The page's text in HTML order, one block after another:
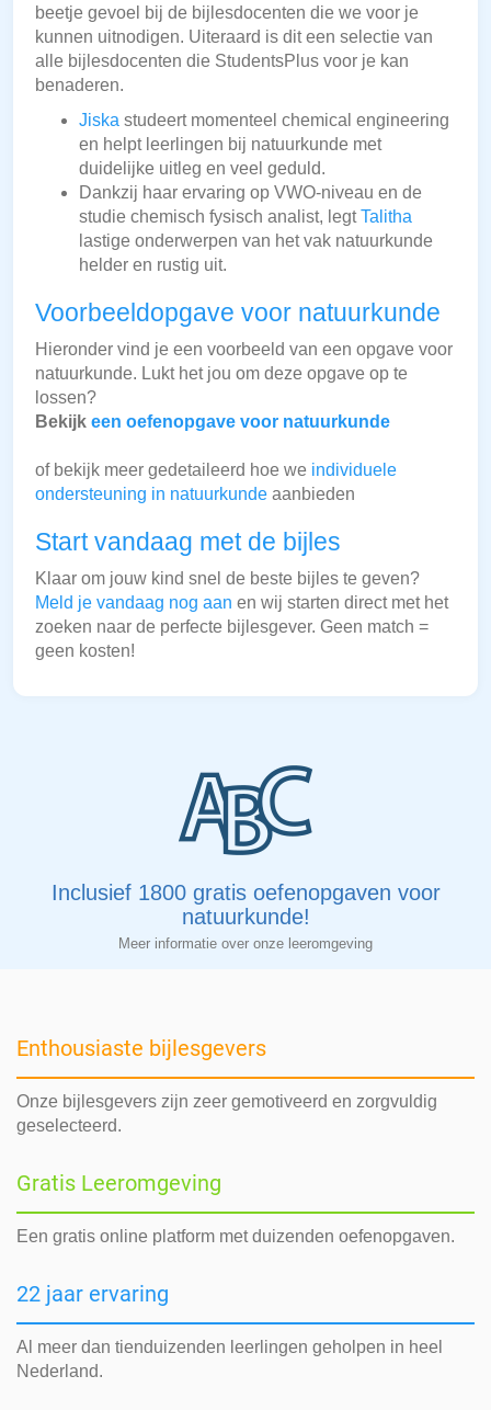
beetje gevoel bij de bijlesdocenten die we voor je
kunnen uitnodigen. Uiteraard is dit een selectie van
alle bijlesdocenten die StudentsPlus voor je kan
benaderen.
Jiska studeert momenteel chemical engineering
en helpt leerlingen bij natuurkunde met
duidelijke uitleg en veel geduld.
Dankzij haar ervaring op VWO-niveau en de
studie chemisch fysisch analist, legtTalitha
lastige onderwerpen van het vak natuurkunde
helder en rustig uit.
Voorbeeldopgave voor natuurkunde
Hieronder vind je een voorbeeld van een opgave voor
natuurkunde. Lukt het jou om deze opgave op te
lossen?
Bekijk een oefenopgave voor natuurkunde
of bekijk meer gedetaileerd hoe we individuele
ondersteuning in natuurkunde aanbieden
Start vandaag met de bijles
Klaar om jouw kind snel de beste bijles te geven?
Meld je vandaag nog aan en wij starten direct met het
zoeken naar de perfecte bijlesgever. Geen match =
geen kosten!
Inclusief 1800 gratis oefenopgaven voor
natuurkunde!
Meer informatie over onze leeromgeving
Enthousiaste bijlesgevers
Onze bijlesgevers zijn zeer gemotiveerd en zorgvuldig
geselecteerd.
Gratis Leeromgeving
Een gratis online platform met duizenden oefenopgaven.
22 jaar ervaring
Al meer dan tienduizenden leerlingen geholpen in heel
Nederland.